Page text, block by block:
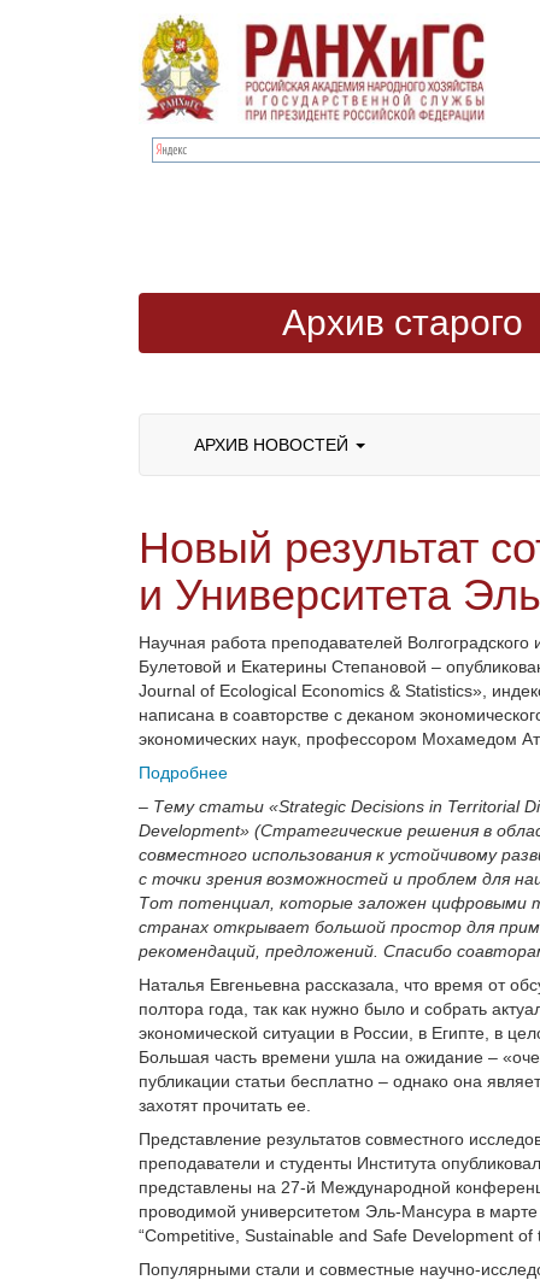
Архив старого
АРХИВ НОВОСТЕЙ
Новый результат
и Университета
Научная работа преподавателей
Булетовой и Екатерины Степановой –
Journal of Ecological Economics & Statistics»,
написана в соавторстве с деканом
экономических наук, профессором Мохамедом
Подробнее
– Тему статьи «Strategic Decisions in Territorial
Development» (Стратегические решения в
совместного использования к устойчивому
с точки зрения возможностей и проблем для
Тот потенциал, которые заложен цифровыми
странах открывает большой простор для
рекомендаций, предложений. Спасибо
Наталья Евгеньевна рассказала, что время от
полтора года, так как нужно было и собрать
экономической ситуации в России, в Египте, в
Большая часть времени ушла на ожидание –
публикации статьи бесплатно – однако она
захотят прочитать ее.
Представление результатов совместного
преподаватели и студенты Института
представлены на 27-й Международной
проводимой университетом Эль-Мансура в
“Competitive, Sustainable and Safe Development
Популярными стали и совместные научно-